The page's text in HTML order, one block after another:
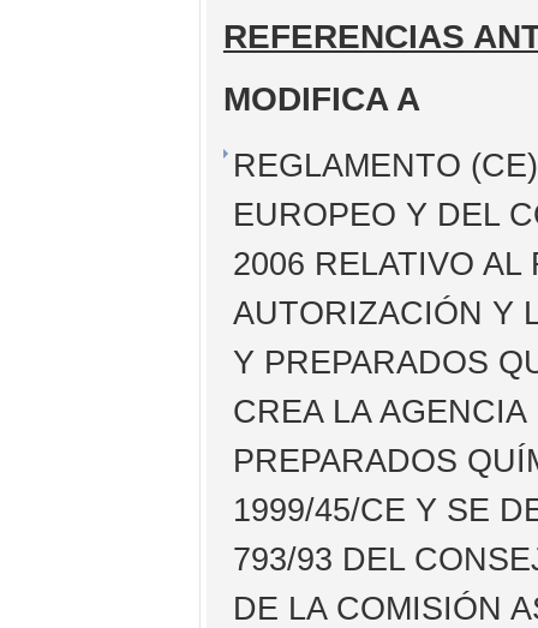
REFERENCIAS
MODIFICA A
REGLAMENTO
EUROPEO Y DEL
2006 RELATIVO AL
AUTORIZACIÓN Y
Y PREPARADOS
CREA LA
PREPARADOS
1999/45/CE Y SE
793/93 DEL
DE LA COMISIÓN